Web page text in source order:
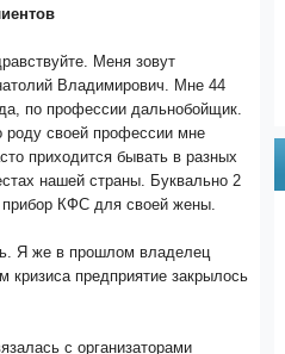
Меня зовут
Владимирович. Мне 44
по профессии дальнобойщик.
роду своей профессии мне
приходится бывать в разных
нашей страны. Буквально 2
прибор КФС для своей жены.
Я же в прошлом владелец
кризиса предприятие закрылось
с организаторами